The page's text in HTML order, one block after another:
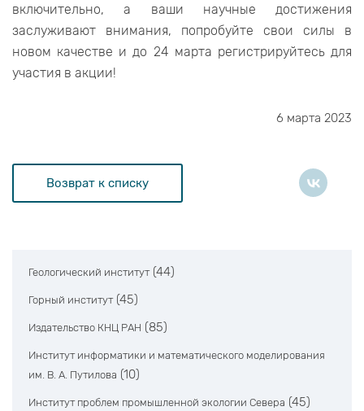
включительно, а ваши научные достижения
заслуживают внимания, попробуйте свои силы в
новом качестве и до 24 марта регистрируйтесь для
участия в акции!
6 марта 2023
Возврат к списку
Геологический институт (44)
Горный институт (45)
Издательство КНЦ РАН (85)
Институт информатики и математического моделирования
им. В. А. Путилова (10)
Институт проблем промышленной экологии Севера (45)